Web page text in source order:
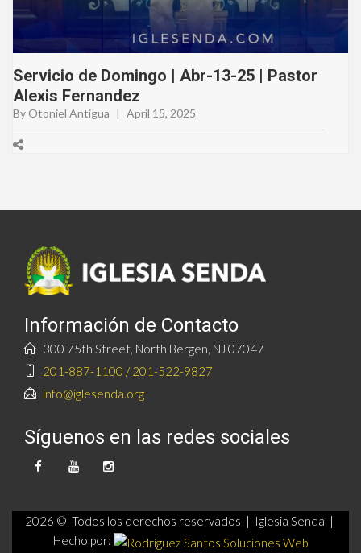
Servicio de Domingo | Abr-13-25 | Pastor
Alexis Fernandez
By Otoniel Antigua | April 15, 2025
Información de Contacto
300 75th Street, North Bergen, NJ 07047
201-887-1100 / 201-522-9827
info@iglesenda.org
Síguenos en las redes sociales
2026 © Todos los derechos reservados | Iglesia Senda |
Hecho por: